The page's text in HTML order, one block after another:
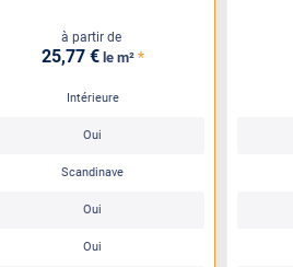
à partir de
25,77 € le m² *
Intérieure
Oui
Scandinave
Oui
Oui